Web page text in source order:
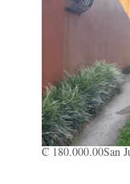
₡ 180.000.00San